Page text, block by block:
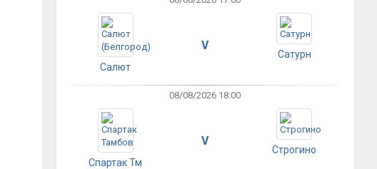
Салют
V
Сатурн
08/08/2026 18:00
Спартак Тм
V
Строгино